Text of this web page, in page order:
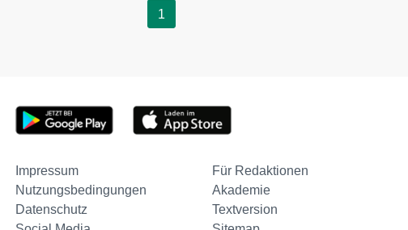
1
Impressum Für Redaktionen
Nutzungsbedingungen
Akademie
Datenschutz
Textversion